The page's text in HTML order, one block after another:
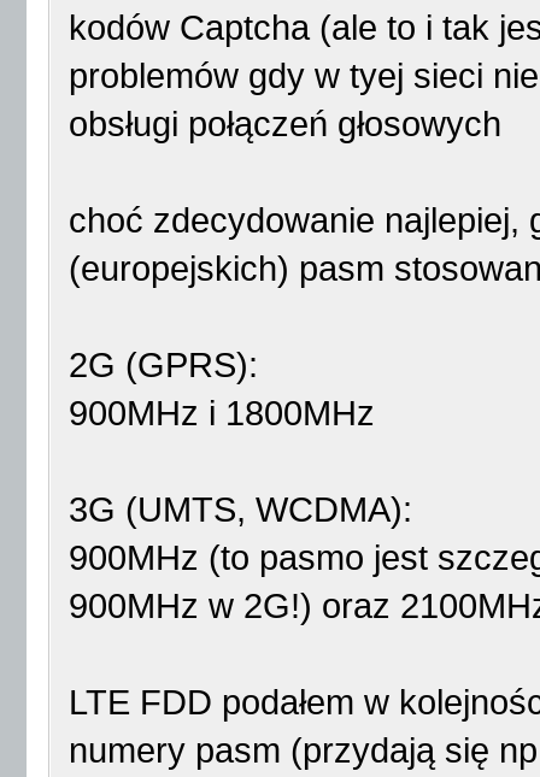
kodów Captcha (ale to i tak
problemów gdy w tyej sieci
obsługi połączeń głosowych
choć zdecydowanie najlepiej,
(europejskich) pasm
2G (GPRS):
900MHz i 1800MHz
3G (UMTS, WCDMA):
900MHz (to pasmo jest
900MHz w 2G!) oraz
LTE FDD podałem w
numery pasm (przydają się